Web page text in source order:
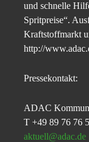
und schnelle
Spritpreise“.
Kraftstoffmarkt
http://
Pressekontakt:
ADAC
T +49 89 76 76
aktuell@adac.de